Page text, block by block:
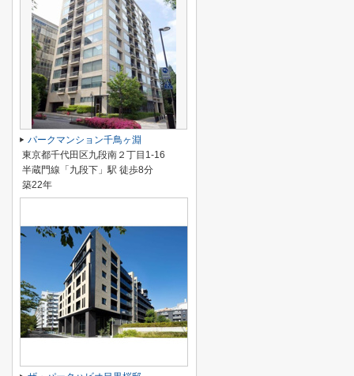
パークマンション千鳥ヶ淵
東京都千代田区九段南２丁目1-16
半蔵門線「九段下」駅 徒歩8分
築22年